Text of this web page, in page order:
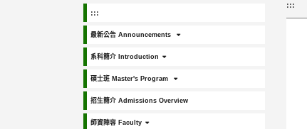
:::
最新公告 Announcements
系科簡介 Introduction
碩士班 Master's Program
招生簡介 Admissions Overview
師資陣容 Faculty
:::